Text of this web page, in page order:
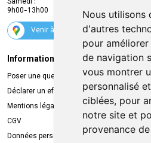
Nous utilisons
d'autres
pour
de navigation
vous montrer
personnalisé
ciblées, pour
notre site et
provenance
9h00-13h00
Venir à la pharmacie
Informations légales
Poser une question
Déclarer un effet indésirable
Mentions légales
CGV
Données personnelles